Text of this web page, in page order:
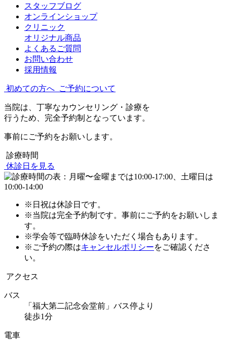
スタッフブログ
オンラインショップ
クリニック
オリジナル商品
よくあるご質問
お問い合わせ
採用情報
初めての方へ ご予約について
当院は、丁寧なカウンセリング・診療を
行うため、完全予約制となっています。
事前にご予約をお願いします。
診療時間
休診日を見る
※日祝は休診日です。
※当院は完全予約制です。事前にご予約をお願いしま
す。
※学会等で臨時休診をいただく場合もあります。
※ご予約の際はキャンセルポリシーをご確認くださ
い。
アクセス
バス
「福大第二記念会堂前」バス停より
徒歩1分
電車